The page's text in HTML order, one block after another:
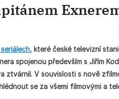
, které české televizní
spojenou především s Jiřím
ztvárnil. V souvislosti s nově
se za všemi filmovými a